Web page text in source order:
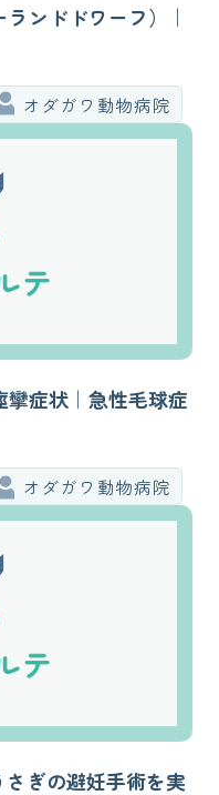
ンドドワーフ）｜
オダガワ動物病院
症状｜急性毛球症
オダガワ動物病院
ぎの避妊手術を実